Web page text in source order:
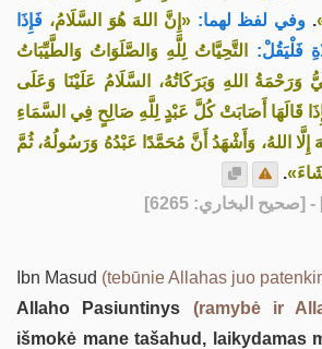
. وفي لفظ لهما: «إِنَّ اللهَ هُوَ السَّلَامُ، فَإِذَا
فَلْيَقُلْ: التَّحِيَّاتُ لِلَّهِ وَالصَّلَوَاتُ وَالطَّيِّبَاتُ
وَرَحْمَةُ اللهِ وَبَرَكَاتُهُ، السَّلَامُ عَلَيْنَا وَعَلَى
قَالَهَا أَصَابَتْ كُلَّ عَبْدٍ لِلَّهِ صَالِحٍ فِي السَّمَاءِ
إِلَّا اللهُ، وَأَشْهَدُ أَنَّ مُحَمَّدًا عَبْدُهُ وَرَسُولُهُ، ثُمَّ
.
البخاري: 6265]
Ibn Masud (tebūnie Allahas juo
Allaho Pasiuntinys (ramybė ir
išmokė mane tašahud, laikydamas